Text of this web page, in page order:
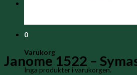
0
Varukorg
Inga produkter i varukorgen.
Janome 1522 –